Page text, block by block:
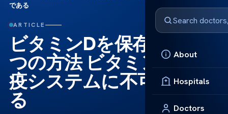
About
Hospitals
Doctors
である
ARTICLE
ビタミンDを保存する 6
つの方法 ビタミンD は免
疫システムに不可欠であ
る